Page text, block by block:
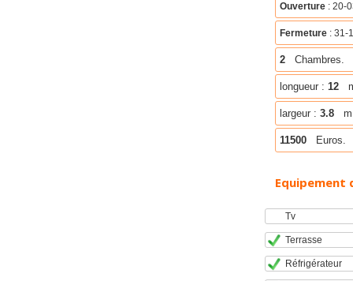
Ouverture: 20-
Fermeture: 31-
2 Chambres.
longueur : 12
largeur : 3.8
11500 Euros.
Equipement
Tv
Terrasse
Réfrigérateur